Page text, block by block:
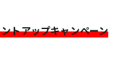
トアップキャンペーン